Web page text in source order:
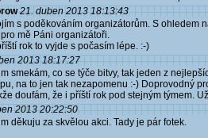
21. duben 2013 18:13:43
s poděkováním organizátorům. S ohledem
mě Páni organizátoři.
rok to vyjde s počasím lépe. :-)
2013 18:17:27
smekám, co se týče bitvy, tak jeden z
na to jen tak nezapomenu :-) Doprovodný
doufám, že i příští rok pod stejným týmem.
2013 20:22:50
děkuju za skvělou akci. Tady je pár fotek.